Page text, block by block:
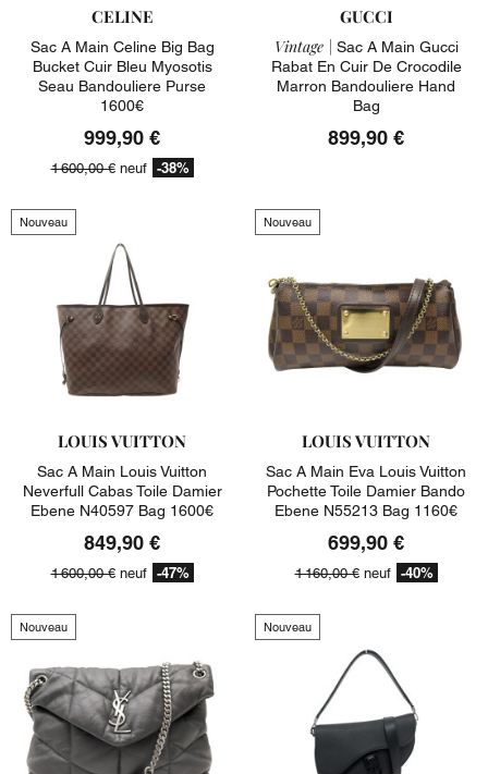
CELINE
Sac A Main Celine Big Bag
Bucket Cuir Bleu Myosotis
Seau Bandouliere Purse
1600€
999,90 €
1 600,00 €neuf -38%
GUCCI
Vintage | Sac A Main Gucci
Rabat En Cuir De Crocodile
Marron Bandouliere Hand
Bag
899,90 €
Nouveau
LOUIS VUITTON
Sac A Main Louis Vuitton
Neverfull Cabas Toile Damier
Ebene N40597 Bag 1600€
849,90 €
1 600,00 €neuf -47%
Nouveau
LOUIS VUITTON
Sac A Main Eva Louis Vuitton
Pochette Toile Damier Bando
Ebene N55213 Bag 1160€
699,90 €
1 160,00 €neuf -40%
Nouveau Nouveau